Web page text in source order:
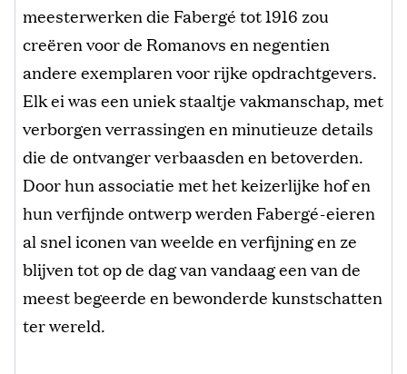
meesterwerken die Fabergé tot 1916 zou
creëren voor de Romanovs en negentien
andere exemplaren voor rijke opdrachtgevers.
Elk ei was een uniek staaltje vakmanschap, met
verborgen verrassingen en minutieuze details
die de ontvanger verbaasden en betoverden.
Door hun associatie met het keizerlijke hof en
hun verfijnde ontwerp werden Fabergé-eieren
al snel iconen van weelde en verfijning en ze
blijven tot op de dag van vandaag een van de
meest begeerde en bewonderde kunstschatten
ter wereld.